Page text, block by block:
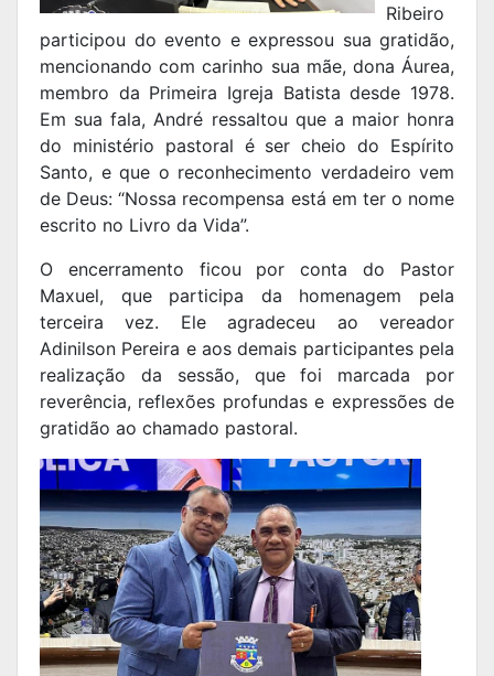
Ribeiro
participou do evento e expressou sua gratidão,
mencionando com carinho sua mãe, dona Áurea,
membro da Primeira Igreja Batista desde 1978.
Em sua fala, André ressaltou que a maior honra
do ministério pastoral é ser cheio do Espírito
Santo, e que o reconhecimento verdadeiro vem
de Deus: “Nossa recompensa está em ter o nome
escrito no Livro da Vida”.
O encerramento ficou por conta do Pastor
Maxuel, que participa da homenagem pela
terceira vez. Ele agradeceu ao vereador
Adinilson Pereira e aos demais participantes pela
realização da sessão, que foi marcada por
reverência, reflexões profundas e expressões de
gratidão ao chamado pastoral.